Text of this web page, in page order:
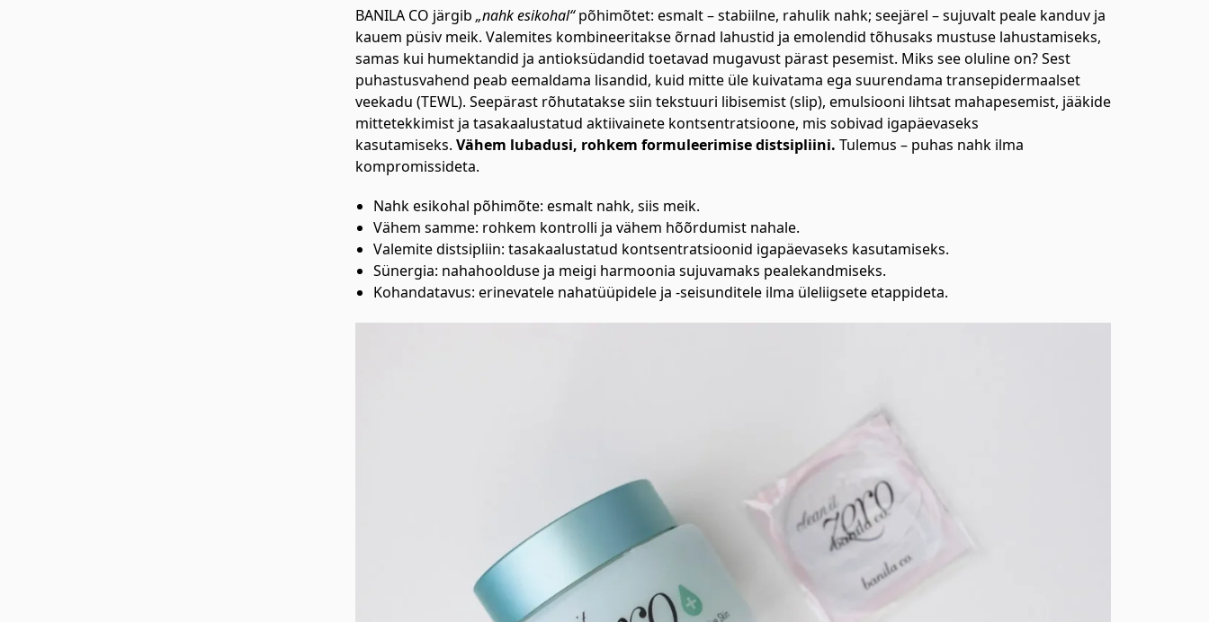
BANILA CO järgib „nahk esikohal“põhimõtet: esmalt – stabiilne, rahulik nahk; seejärel – sujuvalt peale kanduv ja
kauem püsiv meik. Valemites kombineeritakse õrnad lahustid ja emolendid tõhusaks mustuse lahustamiseks,
samas kui humektandid ja antioksüdandid toetavad mugavust pärast pesemist. Miks see oluline on? Sest
puhastusvahend peab eemaldama lisandid, kuid mitte üle kuivatama ega suurendama transepidermaalset
veekadu (TEWL). Seepärast rõhutatakse siin tekstuuri libisemist (slip), emulsiooni lihtsat mahapesemist, jääkide
mittetekkimist ja tasakaalustatud aktiivainete kontsentratsioone, mis sobivad igapäevaseks
kasutamiseks. Vähem lubadusi, rohkem formuleerimise distsipliini. Tulemus – puhas nahk ilma
kompromissideta.
Nahk esikohal põhimõte: esmalt nahk, siis meik.
Vähem samme: rohkem kontrolli ja vähem hõõrdumist nahale.
Valemite distsipliin: tasakaalustatud kontsentratsioonid igapäevaseks kasutamiseks.
Sünergia: nahahoolduse ja meigi harmoonia sujuvamaks pealekandmiseks.
Kohandatavus: erinevatele nahatüüpidele ja -seisunditele ilma üleliigsete etappideta.